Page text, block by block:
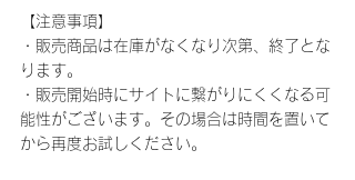
【注意事項】
・販売商品は在庫がなくなり次第、終了とな
ります。
・販売開始時にサイトに繋がりにくくなる可
能性がございます。その場合は時間を置いて
から再度お試しください。